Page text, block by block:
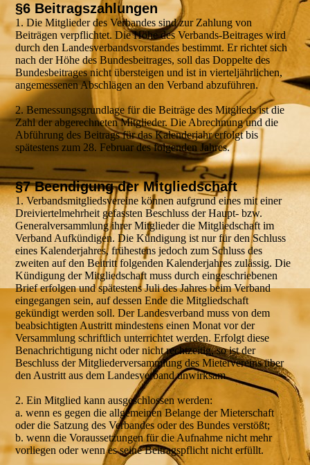
§6 Beitragszahlungen
1. Die Mitglieder des Verbandes sind zur Zahlung von
Beiträgen verpflichtet. Die Höhe des Verbands-Beitrages wird
durch den Landesverbandsvorstandes bestimmt. Er richtet sich
nach der Höhe des Bundesbeitrages, soll das Doppelte des
Bundesbeitrages nicht übersteigen und ist in vierteljährlichen,
angemessenen Abschlägen an den Verband abzuführen.
2. Bemessungsgrundlage für die Beiträge des Mitglieds ist die
Zahl der abgerechneten Mitglieder. Die Abrechnung und die
Abführung des Beitrags für das Kalenderjahr erfolgt bis
spätestens zum 28. Februar des folgenden Jahres.
§7 Beendigung der Mitgliedschaft
1. Verbandsmitgliedsvereine können aufgrund eines mit einer
Dreiviertelmehrheit gefassten Beschluss der Haupt- bzw.
Generalversammlung ihrer Mitglieder die Mitgliedschaft im
Verband Aufkündigen. Die Kündigung ist nur für den Schluss
eines Kalenderjahres, frühestens jedoch zum Schluss des
zweiten auf den Beitritt folgenden Kalenderjahres zulässig. Die
Kündigung der Mitgliedschaft muss durch eingeschriebenen
Brief erfolgen und spätestens Juli des Jahres beim Verband
eingegangen sein, auf dessen Ende die Mitgliedschaft
gekündigt werden soll. Der Landesverband muss von dem
beabsichtigten Austritt mindestens einen Monat vor der
Versammlung schriftlich unterrichtet werden. Erfolgt diese
Benachrichtigung nicht oder nicht rechtzeitig, so ist der
Beschluss der Mitgliederversammlung des Mietervereins über
den Austritt aus dem Landesverband unwirksam.
2. Ein Mitglied kann ausgeschlossen werden:
a. wenn es gegen die allgemeinen Belange der Mieterschaft
oder die Satzung des Verbandes oder des Bundes verstößt;
b. wenn die Voraussetzungen für die Aufnahme nicht mehr
vorliegen oder wenn es seine Beitragspflicht nicht erfüllt.